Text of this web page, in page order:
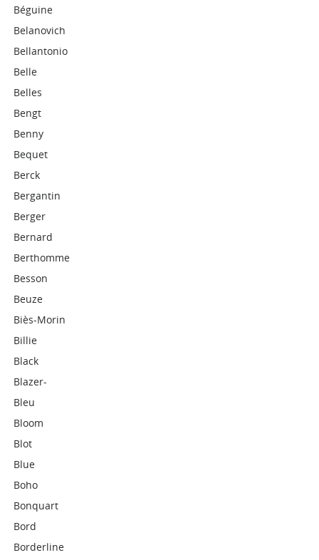
Béguine
Belanovich
Bellantonio
Belle
Belles
Bengt
Benny
Bequet
Berck
Bergantin
Berger
Bernard
Berthomme
Besson
Beuze
Biès-Morin
Billie
Black
Blazer-
Bleu
Bloom
Blot
Blue
Boho
Bonquart
Bord
Borderline